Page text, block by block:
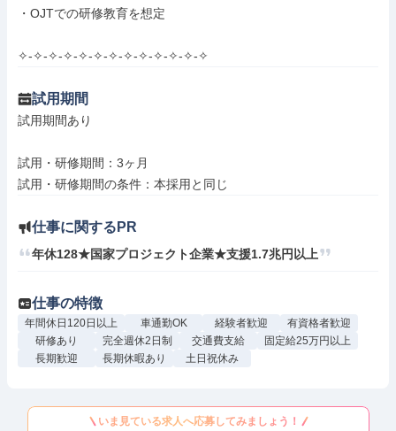
・OJTでの研修教育を想定
✧-✧-✧-✧-✧-✧-✧-✧-✧-✧-✧-✧-✧
試用期間
試用期間あり
試用・研修期間：3ヶ月
仕事に関するPR
年休128★国家プロジェクト企業★支援1.7兆円以上
仕事の特徴
年間休日120日以上 車通勤OK 経験者歓迎
有資格者歓迎
研修あり
完全週休2日制 交通費支給
固定給25万円以上
長期歓迎
長期休暇あり 土日祝休み
いま見ている求人へ応募してみましょう！